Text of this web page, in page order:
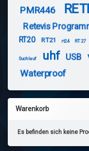
PMR446
Retevis
RT20 RT21 rt24 RT27
Suchlauf uhf USB
Waterproof
Warenkorb
Es befinden sich keine